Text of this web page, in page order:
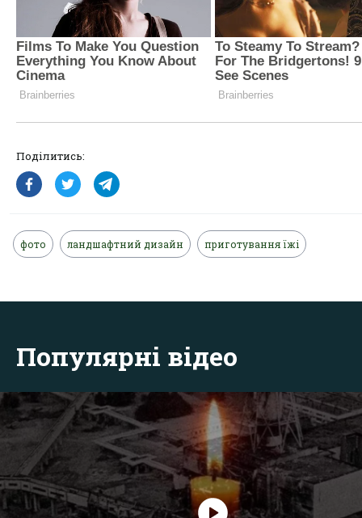
Поділитись:
фото ландшафтний дизайн приготування їжі
Популярні відео